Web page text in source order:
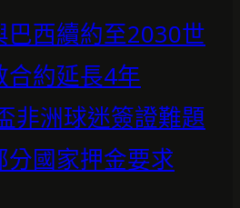
巴西續約至2030世
合約延長4年
非洲球迷簽證難題
分國家押金要求